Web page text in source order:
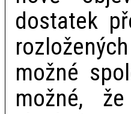
dostatek
možné
možné,